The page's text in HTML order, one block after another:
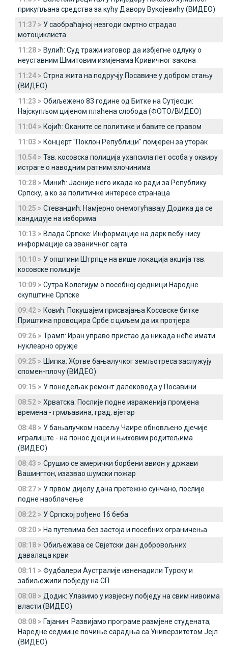
прикупљана средства за кућу Давору Вукојевићу (ВИДЕО)
11:37 > У саобраћајној незгоди смртно страдао
мотоциклиста
11:28 > Вулић: Суд тражи изговор да избјегне одлуку о
неуставним Шмитовим измјенама Кривичног закона
11:24 > Стрна жита на подручју Посавине у добром стању
(ВИДЕО)
11:23 > Обиљежено 83 године од Битке на Сутјесци:
Најскупљом цијеном плаћена слобода (ФОТО/ВИДЕО)
11:04 > Којић: Оканите се политике и бавите се правом
11:03 > Концерт "Поклон Републици" помјерен за уторак
10:54 > Тзв. косовска полиција ухапсила пет особа у оквиру
истраге о наводним ратним злочинима
10:28 > Минић: Јасније него икада ко ради за Републику
Српску, а ко за политичке интересе странаца
10:25 > Стевандић: Намјерно онемогућавају Додика да се
кандидује на изборима
10:13 > Влада Српске: Информације на дарк вебу нису
информације са званичног сајта
10:10 > У општини Штрпце на више локација акција тзв.
косовске полиције
10:09 > Сутра Колегијум о посебној сједници Народне
скупштине Српске
09:42 > Ковић: Покушајем присвајања Косовске битке
Приштина провоцира Србе с циљем да их протјера
09:26 > Трамп: Иран управо пристао да никада неће имати
нуклеарно оружје
09:25 > Шипка: Жртве бањалучког земљотреса заслужују
спомен-плочу (ВИДЕО)
09:15 > У понедељак ремонт далековода у Посавини
08:52 > Хрватска: Послије подне израженија промјена
времена - грмљавина, град, вјетар
08:48 > У бањалучком насељу Чаире обновљено дјечије
игралиште - на понос дјеци и њиховим родитељима
(ВИДЕО)
08:43 > Срушио се амерички борбени авион у држави
Вашингтон, изазвао шумски пожар
08:27 > У првом дијелу дана претежно сунчано, послије
подне наоблачење
08:22 > У Српској рођено 16 беба
08:20 > На путевима без застоја и посебних ограничења
08:18 > Обиљежава се Свјетски дан добровољних
давалаца крви
08:11 > Фудбалери Аустралије изненадили Турску и
забиљежили побједу на СП
08:08 > Додик: Улазимо у извјесну побједу на свим нивоима
власти (ВИДЕО)
08:08 > Гајанин: Развијамо програме размјене студената;
Наредне седмице почиње сарадња са Универзитетом Јејл
(ВИДЕО)